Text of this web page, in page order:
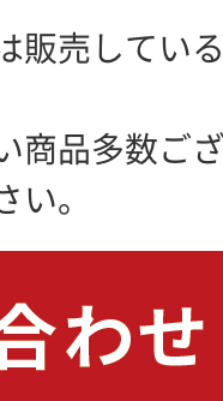
販売してい
商品多数ご
い。